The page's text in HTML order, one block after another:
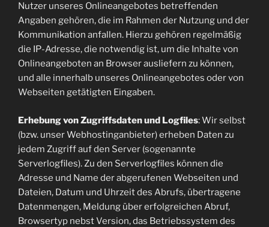
Nutzer unseres Onlineangebotes betreffenden
Angaben gehören, die im Rahmen der Nutzung und der
Kommunikation anfallen. Hierzu gehören regelmäßig
die IP-Adresse, die notwendig ist, um die Inhalte von
Onlineangeboten an Browser ausliefern zu können,
und alle innerhalb unseres Onlineangebotes oder von
Webseiten getätigten Eingaben.
Erhebung von Zugriffsdaten und Logfiles: Wir selbst
(bzw. unser Webhostinganbieter) erheben Daten zu
jedem Zugriff auf den Server (sogenannte
Serverlogfiles). Zu den Serverlogfiles können die
Adresse und Name der abgerufenen Webseiten und
Dateien, Datum und Uhrzeit des Abrufs, übertragene
Datenmengen, Meldung über erfolgreichen Abruf,
Browsertyp nebst Version, das Betriebssystem des